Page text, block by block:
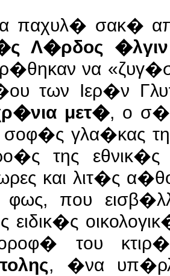
παχυλ� σακ�
Λ�ρδος
να
των Ιερ�ν
μετ�, ο
σοφ�ς γλα�κας
της
και λιτ�ς
φως, που
ειδικ�ς
του
, �να